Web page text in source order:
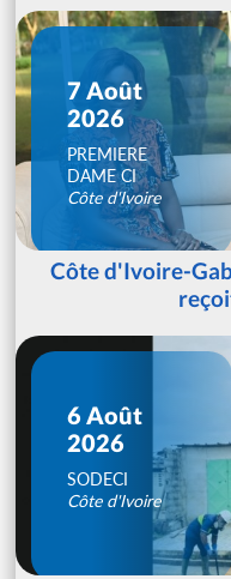
7 Août
2026
PREMIERE
DAME CI
Côte d'Ivoire
Côte d'Ivoire-
6 Août
2026
SODECI
Côte d'Ivoire